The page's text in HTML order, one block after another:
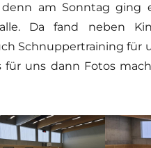
am Sonntag ging
Da fand neben
Schnuppertraining für
für uns dann Fotos